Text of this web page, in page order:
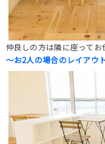
仲良しの方は隣に座ってお
〜お2人の場合のレイアウ